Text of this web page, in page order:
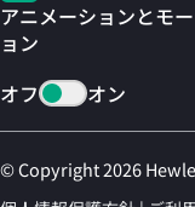
アニメーションとモ
ョン
オフ
オン
© Copyright 2026